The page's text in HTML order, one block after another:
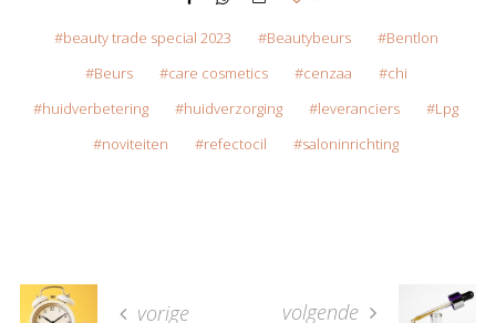
beauty trade special 2023 Beautybeurs
Bentlon
Beurs
care cosmetics cenzaa
chi
huidverbetering
huidverzorging leveranciers
Lpg
noviteiten
refectocil saloninrichting
vorige volgende